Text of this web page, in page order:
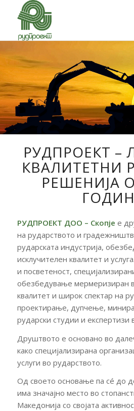
РУДПРОЕКТ –
КВАЛИТЕТНИ
РЕШЕНИЈА
РУДПРОЕКТ ДОО – Скопје е
на рударството и
рударската индустрија,
исклучителен квалитет и
и посветеност,
обезбедување мермеризиран
квалитет и широк спектар на
проектирање, дупчење,
рударски студии и експертизи
Друштвото е основано во
како специјализирана
услуги во рударството.
Од своето основање па сé до
има значајно место во
Македонија со својата